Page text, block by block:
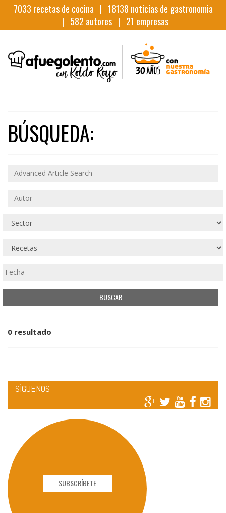
7033 recetas de cocina | 18138 noticias de gastronomia
| 582 autores | 21 empresas
BÚSQUEDA:
0 resultado
SÍGUENOS
SUBSCRÍBETE